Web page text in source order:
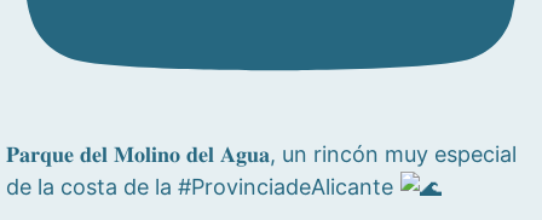
𝐏𝐚𝐫𝐪𝐮𝐞 𝐝𝐞𝐥 𝐌𝐨𝐥𝐢𝐧𝐨 𝐝𝐞𝐥 𝐀𝐠𝐮𝐚, un rincón muy especial
de la costa de la #ProvinciadeAlicante